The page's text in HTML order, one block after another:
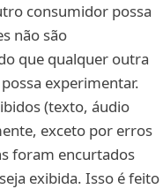
consumidor possa
não são
que qualquer outra
experimentar.
(texto, áudio
exceto por erros
foram encurtados
exibida. Isso é feito